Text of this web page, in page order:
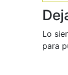
Lo
para